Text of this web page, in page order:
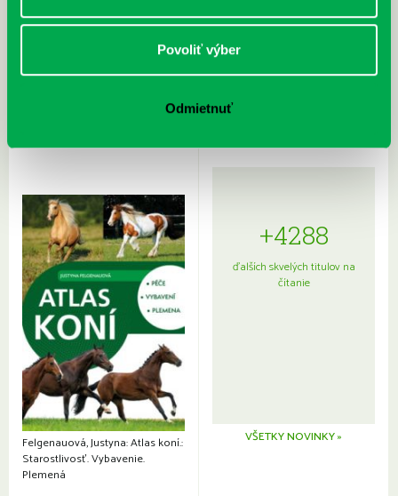
Povoliť výber
Odmietnuť
Sprievodca po hviezdnej oblohe
Hardy, Paula: Japonsko na tanieri:
kompletný sprievodca
Felgenauová, Justyna: Atlas koní.:
Starostlivosť. Vybavenie.
Plemená
+4288
ďalších skvelých titulov na
čítanie
VŠETKY NOVINKY »